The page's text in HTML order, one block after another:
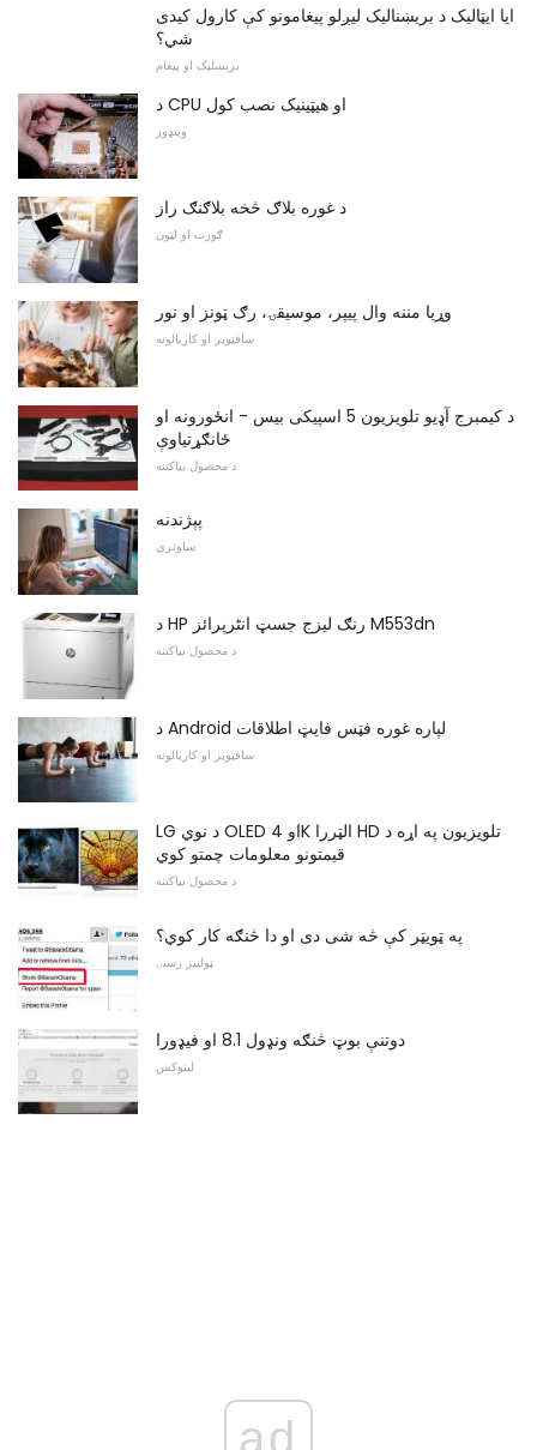
ایا ایټالیک د بریښنالیک لیږلو پیغامونو کې کارول کیدی
شي؟
برېښلیک او پیغام
د CPU او هیټینیک نصب کول
وینډوز
د غوره بلاګ څخه بلاګنګ راز
ګورت او لټون
وړیا مننه وال پیپر، موسیقۍ، رګ ټونز او نور
سافټویر او کاریالونه
د کیمبرج آډیو تلویزیون 5 اسپیکی بیس - انځورونه او
ځانګړتیاوې
د محصول بیاکتنه
پېژندنه
ساوتري
د HP رنګ لیزج جسټ انٹرپرائز M553dn
د محصول بیاکتنه
د Android لپاره غوره فټس فایټ اطلاقات
سافټویر او کاریالونه
LG د نوي OLED او 4K الټررا HD تلویزیون په اړه د
قیمتونو معلومات چمتو کوي
د محصول بیاکتنه
په ټویټر کې څه شی دی او دا څنګه کار کوي؟
ټولنیز رسنۍ
دوتنې بوټ څنګه ونډول 8.1 او فیډورا
لینوکس
ad